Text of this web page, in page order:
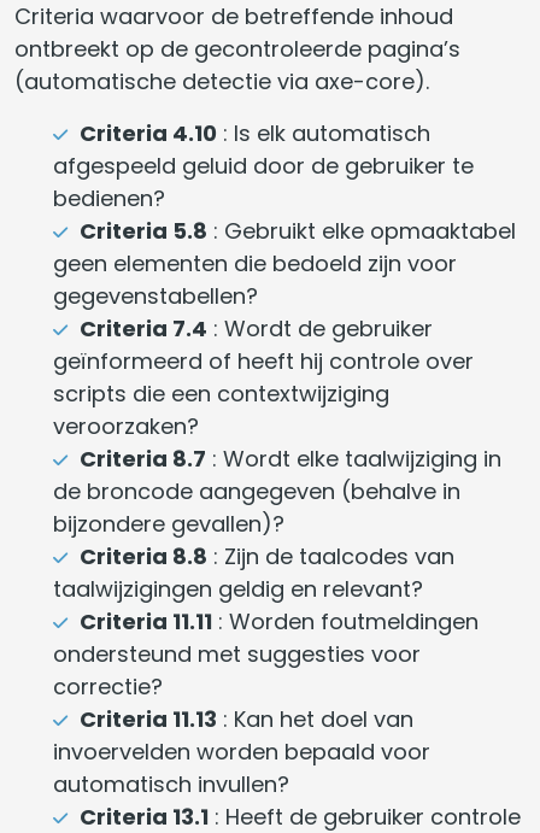
Criteria waarvoor de betreffende inhoud
ontbreekt op de gecontroleerde pagina’s
(automatische detectie via axe-core).
Criteria 4.10 : Is elk automatisch
afgespeeld geluid door de gebruiker te
bedienen?
Criteria 5.8 : Gebruikt elke opmaaktabel
geen elementen die bedoeld zijn voor
gegevenstabellen?
Criteria 7.4 : Wordt de gebruiker
geïnformeerd of heeft hij controle over
scripts die een contextwijziging
veroorzaken?
Criteria 8.7 : Wordt elke taalwijziging in
de broncode aangegeven (behalve in
bijzondere gevallen)?
Criteria 8.8 : Zijn de taalcodes van
taalwijzigingen geldig en relevant?
Criteria 11.11 : Worden foutmeldingen
ondersteund met suggesties voor
correctie?
Criteria 11.13 : Kan het doel van
invoervelden worden bepaald voor
automatisch invullen?
Criteria 13.1 : Heeft de gebruiker controle